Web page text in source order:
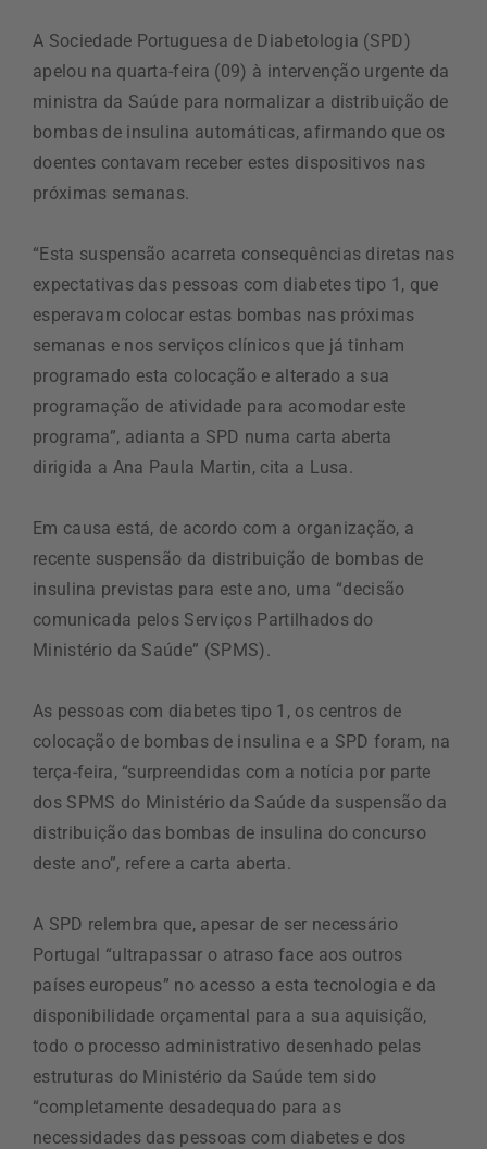
A Sociedade Portuguesa de Diabetologia (SPD)
apelou na quarta-feira (09) à intervenção urgente da
ministra da Saúde para normalizar a distribuição de
bombas de insulina automáticas, afirmando que os
doentes contavam receber estes dispositivos nas
próximas semanas.
“Esta suspensão acarreta consequências diretas nas
expectativas das pessoas com diabetes tipo 1, que
esperavam colocar estas bombas nas próximas
semanas e nos serviços clínicos que já tinham
programado esta colocação e alterado a sua
programação de atividade para acomodar este
programa”, adianta a SPD numa carta aberta
dirigida a Ana Paula Martin, cita a Lusa.
Em causa está, de acordo com a organização, a
recente suspensão da distribuição de bombas de
insulina previstas para este ano, uma “decisão
comunicada pelos Serviços Partilhados do
Ministério da Saúde” (SPMS).
As pessoas com diabetes tipo 1, os centros de
colocação de bombas de insulina e a SPD foram, na
terça-feira, “surpreendidas com a notícia por parte
dos SPMS do Ministério da Saúde da suspensão da
distribuição das bombas de insulina do concurso
deste ano”, refere a carta aberta.
A SPD relembra que, apesar de ser necessário
Portugal “ultrapassar o atraso face aos outros
países europeus” no acesso a esta tecnologia e da
disponibilidade orçamental para a sua aquisição,
todo o processo administrativo desenhado pelas
estruturas do Ministério da Saúde tem sido
“completamente desadequado para as
necessidades das pessoas com diabetes e dos